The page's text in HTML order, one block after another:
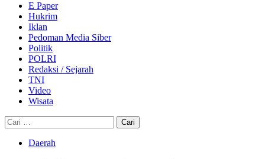
E Paper
Hukrim
Iklan
Pedoman Media Siber
Politik
POLRI
Redaksi / Sejarah
TNI
Video
Wisata
Cari
untuk:
Daerah